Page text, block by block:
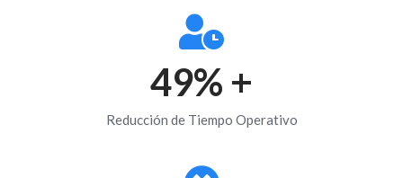
50% +
Reducción de Tiempo Operativo